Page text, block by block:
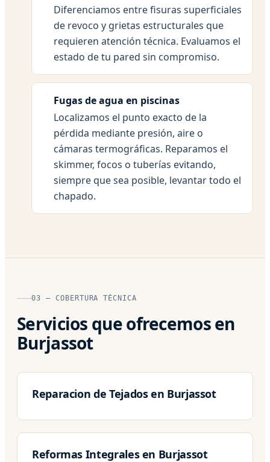
Diferenciamos entre fisuras superficiales
de revoco y grietas estructurales que
requieren atención técnica. Evaluamos el
estado de tu pared sin compromiso.
Fugas de agua en piscinas
Localizamos el punto exacto de la
pérdida mediante presión, aire o
cámaras termográficas. Reparamos el
skimmer, focos o tuberías evitando,
siempre que sea posible, levantar todo el
chapado.
03 — COBERTURA TÉCNICA
Servicios que ofrecemos en
Burjassot
Reparacion de Tejados en Burjassot
Reformas Integrales en Burjassot